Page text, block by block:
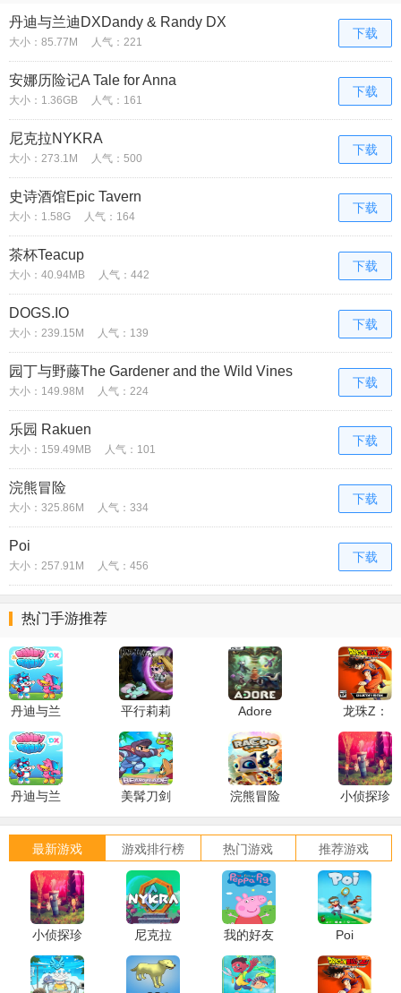
丹迪与兰迪DXDandy & Randy DX
大小：85.77M 人气：221
下载
安娜历险记A Tale for Anna
大小：1.36GB 人气：161
下载
尼克拉NYKRA
大小：273.1M 人气：500
下载
史诗酒馆Epic Tavern
大小：1.58G 人气：164
下载
茶杯Teacup
大小：40.94MB 人气：442
下载
DOGS.IO
大小：239.15M 人气：139
下载
园丁与野藤The Gardener and the Wild Vines
大小：149.98M 人气：224
下载
乐园 Rakuen
大小：159.49MB 人气：101
下载
浣熊冒险
大小：325.86M 人气：334
下载
Poi
大小：257.91M 人气：456
下载
热门手游推荐
丹迪与兰
迪
DXDandy
& Randy
DX
平行莉莉
ParaLily
Adore
龙珠Z：
卡卡罗特
丹迪与兰
迪
DXDandy
& Randy
DX
美髯刀剑
Beard
Blade
浣熊冒险
小侦探珍
妮克鲁
最新游戏 游戏排行榜 热门游戏 推荐游戏
小侦探珍
妮克鲁
尼克拉
NYKRA
我的好友
小猪佩奇
My
Poi